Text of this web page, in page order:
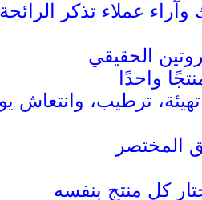
المختصر